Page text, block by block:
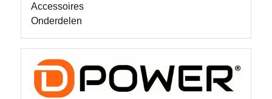
Accessoires
Onderdelen